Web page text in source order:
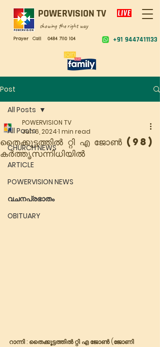
POWERVISION TV
showing the right way
+91 9447411133
Prayer Call 0484 7110 104
Post
All Posts
CHURCH NEWS
ARTICLE
POWERVISION NEWS
വചനപ്രഭാതം
OBITUARY
All Posts
തൈക്കൂട്ടത്തിൽ റ്റി എ ജോൺ (98)
കർത്തൃസന്നിധിയിൽ
POWERVISION TV
Jun 6, 20241 min read
റാന്നി : തൈക്കൂട്ടത്തിൽ റ്റി എ ജോൺ (ജോണി